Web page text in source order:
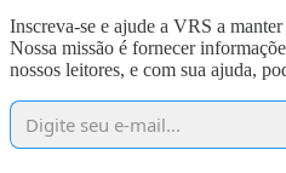
Inscreva-se e ajude a VRS a
Nossa missão é fornecer
nossos leitores, e com sua ajuda,